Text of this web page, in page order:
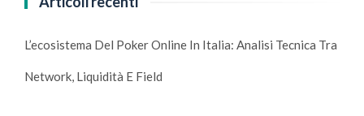
L’ecosistema Del Poker Online In Italia: Analisi Tecnica Tra
Network, Liquidità E Field